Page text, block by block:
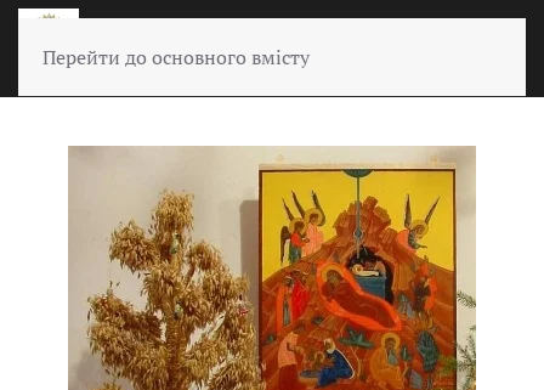
Перейти до основного вмісту